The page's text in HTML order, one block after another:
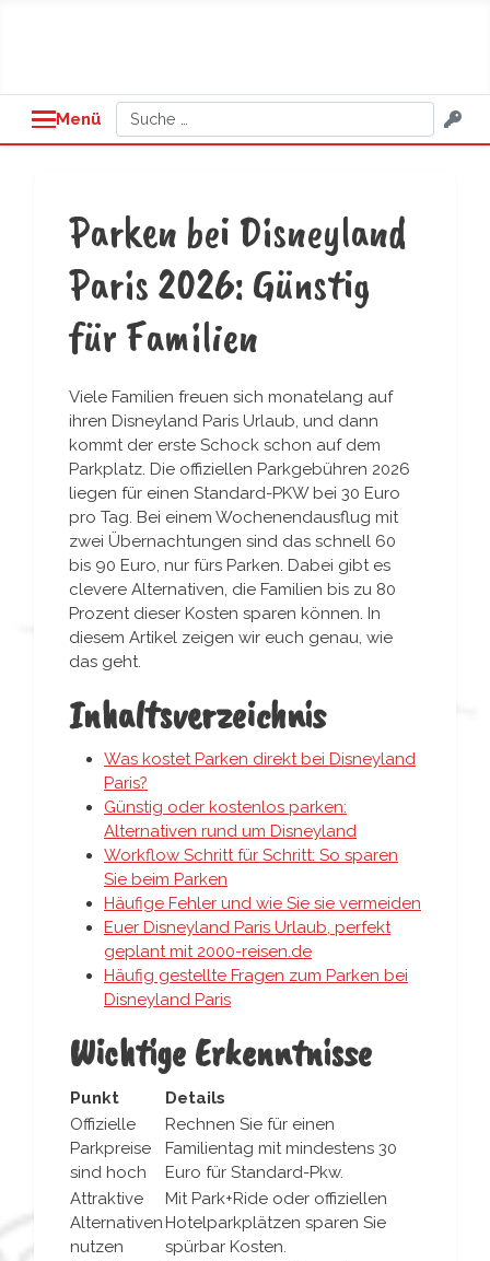
Menü Suchen
Parken bei Disneyland
Paris 2026: Günstig
für Familien
Viele Familien freuen sich monatelang auf
ihren Disneyland Paris Urlaub, und dann
kommt der erste Schock schon auf dem
Parkplatz. Die offiziellen Parkgebühren 2026
liegen für einen Standard-PKW bei 30 Euro
pro Tag. Bei einem Wochenendausflug mit
zwei Übernachtungen sind das schnell 60
bis 90 Euro, nur fürs Parken. Dabei gibt es
clevere Alternativen, die Familien bis zu 80
Prozent dieser Kosten sparen können. In
diesem Artikel zeigen wir euch genau, wie
das geht.
Inhaltsverzeichnis
Was kostet Parken direkt bei Disneyland
Paris?
Günstig oder kostenlos parken:
Alternativen rund um Disneyland
Workflow Schritt für Schritt: So sparen
Sie beim Parken
Häufige Fehler und wie Sie sie vermeiden
Euer Disneyland Paris Urlaub, perfekt
geplant mit 2000-reisen.de
Häufig gestellte Fragen zum Parken bei
Disneyland Paris
Wichtige Erkenntnisse
Punkt
Details
Offizielle
Parkpreise
sind hoch
Rechnen Sie für einen
Familientag mit mindestens 30
Euro für Standard-Pkw.
Attraktive
Alternativen
nutzen
Mit Park+Ride oder offiziellen
Hotelparkplätzen sparen Sie
spürbar Kosten.